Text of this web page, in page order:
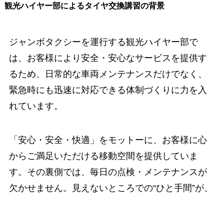
観光ハイヤー部によるタイヤ交換講習の背景
ジャンボタクシーを運行する観光ハイヤー部で
は、お客様により安全・安心なサービスを提供す
るため、日常的な車両メンテナンスだけでなく、
緊急時にも迅速に対応できる体制づくりに力を入
れています。
「安心・安全・快適」をモットーに、お客様に心
からご満足いただける移動空間を提供していま
す。その裏側では、毎日の点検・メンテナンスが
欠かせません。見えないところでの“ひと手間”が、